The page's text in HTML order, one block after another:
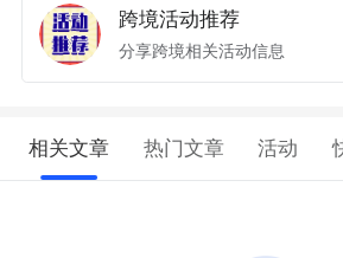
跨境活动推荐
分享跨境相关活动信息
相关文章 热门文章 活动